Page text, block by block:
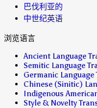
巴伐利亚的
中世纪英语
浏览语言
Ancient Language
Semitic Language
Germanic
Chinese (Sinitic)
Indigenous
Style & Novelty